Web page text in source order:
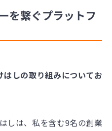
を繋ぐプラットフ
しの取り組みについてお
しは、私を含む9名の創業